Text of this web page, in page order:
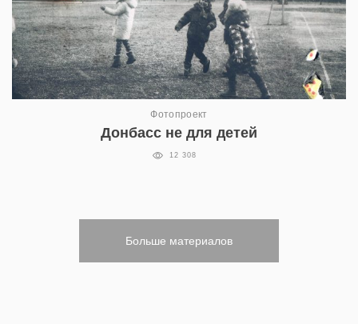
Фотопроект
Донбасс не для детей
12 308
Больше материалов